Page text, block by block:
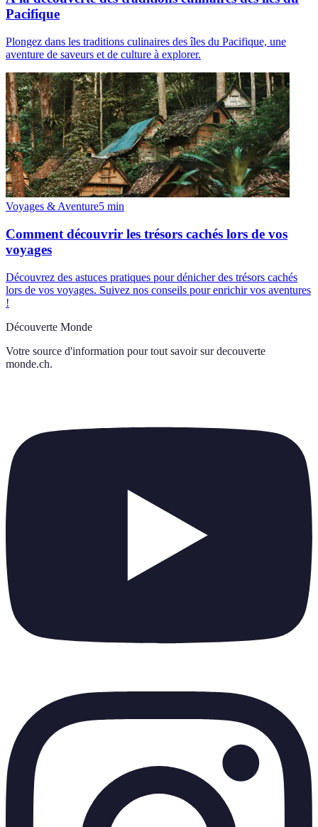
Pacifique
Plongez dans les traditions culinaires des îles du Pacifique, une
aventure de saveurs et de culture à explorer.
Voyages & Aventure5 min
Comment découvrir les trésors cachés lors de vos
voyages
Découvrez des astuces pratiques pour dénicher des trésors cachés
lors de vos voyages. Suivez nos conseils pour enrichir vos aventures
!
Découverte Monde
Votre source d'information pour tout savoir sur decouverte
monde.ch.